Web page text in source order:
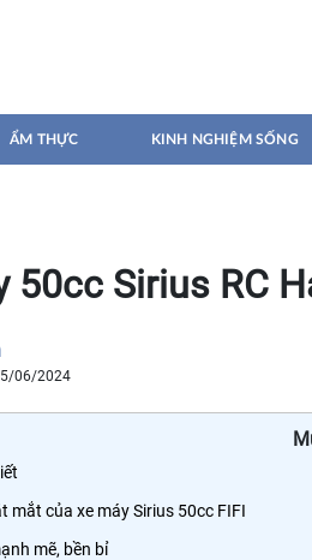
ẨM THỰC KINH NGHIỆM SỐNG
50cc Sirius RC
06/2024
mắt của xe máy Sirius 50cc FIFI
mẽ, bền bỉ